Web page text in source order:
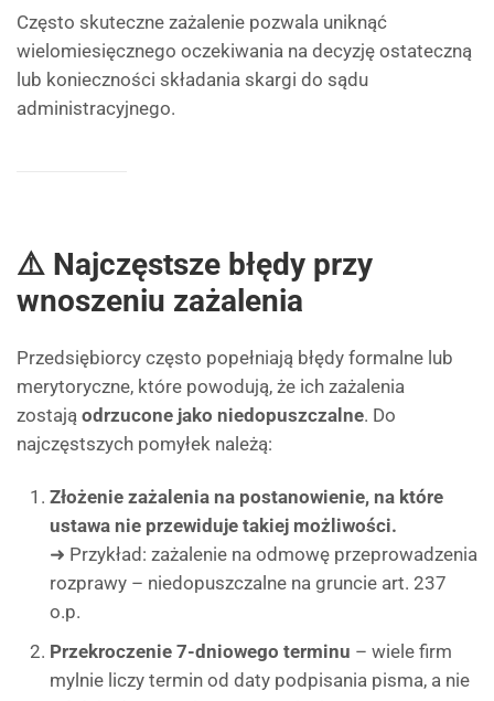
Często skuteczne zażalenie pozwala uniknąć
wielomiesięcznego oczekiwania na decyzję ostateczną
lub konieczności składania skargi do sądu
administracyjnego.
⚠️ Najczęstsze błędy przy
wnoszeniu zażalenia
Przedsiębiorcy często popełniają błędy formalne lub
merytoryczne, które powodują, że ich zażalenia
zostają odrzucone jako niedopuszczalne. Do
najczęstszych pomyłek należą:
Złożenie zażalenia na postanowienie, na które
ustawa nie przewiduje takiej możliwości.
➜ Przykład: zażalenie na odmowę przeprowadzenia
rozprawy – niedopuszczalne na gruncie art. 237
o.p.
Przekroczenie 7-dniowego terminu – wiele firm
mylnie liczy termin od daty podpisania pisma, a nie